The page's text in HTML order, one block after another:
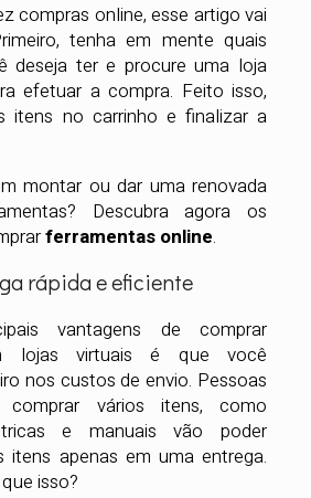
compras online, esse artigo vai
tenha em mente quais
deseja ter e procure uma loja
efetuar a compra. Feito isso,
itens no carrinho e finalizar a
montar ou dar uma renovada
Descubra agora os
ferramentas online.
rápida e eficiente
vantagens de comprar
lojas virtuais é que você
nos custos de envio. Pessoas
comprar vários itens, como
e manuais vão poder
itens apenas em uma entrega.
isso?